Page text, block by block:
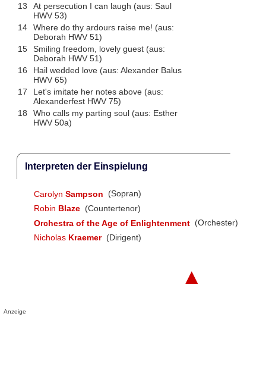
13
At persecution I can laugh (aus: Saul
HWV 53)
14
Where do thy ardours raise me! (aus:
Deborah HWV 51)
15
Smiling freedom, lovely guest (aus:
Deborah HWV 51)
16
Hail wedded love (aus: Alexander Balus
HWV 65)
17
Let's imitate her notes above (aus:
Alexanderfest HWV 75)
18
Who calls my parting soul (aus: Esther
HWV 50a)
Interpreten der Einspielung
Carolyn Sampson
(Sopran)
Robin Blaze (Countertenor)
Orchestra of the Age of Enlightenment (Orchester)
Nicholas Kraemer (Dirigent)
▲
Anzeige